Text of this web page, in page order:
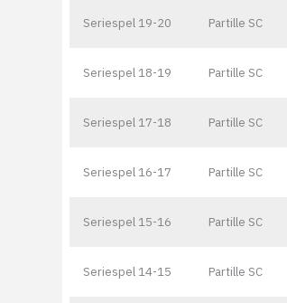
Seriespel 19-20 Partille SC
Seriespel 18-19 Partille SC
Seriespel 17-18 Partille SC
Seriespel 16-17 Partille SC
Seriespel 15-16 Partille SC
Seriespel 14-15 Partille SC